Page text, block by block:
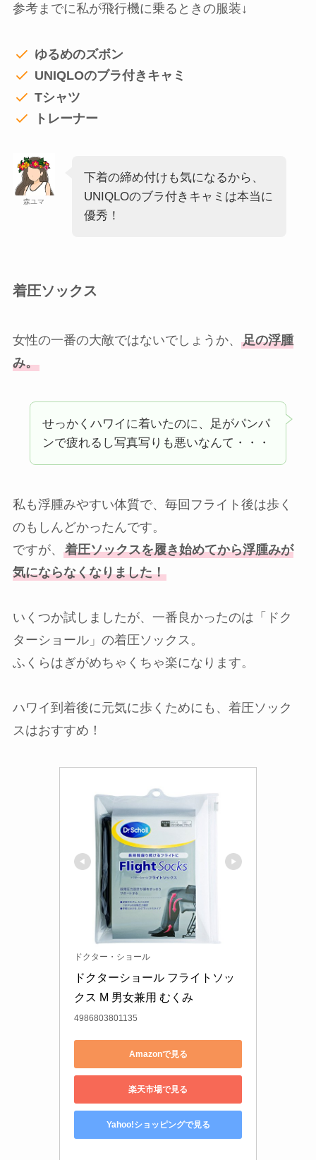
参考までに私が飛行機に乗るときの服装↓
ゆるめのズボン
UNIQLOのブラ付きキャミ
Tシャツ
トレーナー
森ユマ
下着の締め付けも気になるから、
UNIQLOのブラ付きキャミは本当に
優秀！
着圧ソックス
女性の一番の大敵ではないでしょうか、 足の浮腫
み。
せっかくハワイに着いたのに、足がパンパ
ンで疲れるし写真写りも悪いなんて・・・
私も浮腫みやすい体質で、毎回フライト後は歩く
のもしんどかったんです。
ですが、 着圧ソックスを履き始めてから浮腫みが
気にならなくなりました！
いくつか試しましたが、一番良かったのは「ドク
ターショール」の着圧ソックス。
ふくらはぎがめちゃくちゃ楽になります。
ハワイ到着後に元気に歩くためにも、着圧ソック
スはおすすめ！
ドクター・ショール
ドクターショール フライトソッ
クス M 男女兼用 むくみ
4986803801135
Amazonで見る
楽天市場で見る
Yahoo!ショッピングで見る